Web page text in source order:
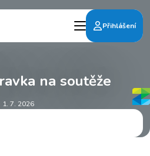
Přihlášení
na soutěže
1. 7. 2026